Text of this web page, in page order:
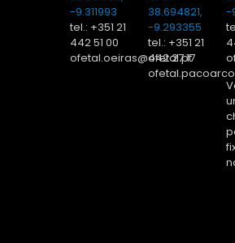
-9.311993
tel.: +351 21
442 51 00
ofetal.oeiras@ofetal.pt
38.694821,
-9.293355
tel.: +351 21
442 27 17
-